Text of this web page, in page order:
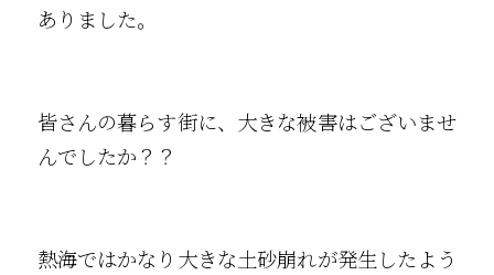
ありました。
皆さんの暮らす街に、大きな被害はございませ
んでしたか？？
熱海ではかなり大きな土砂崩れが発生したよう